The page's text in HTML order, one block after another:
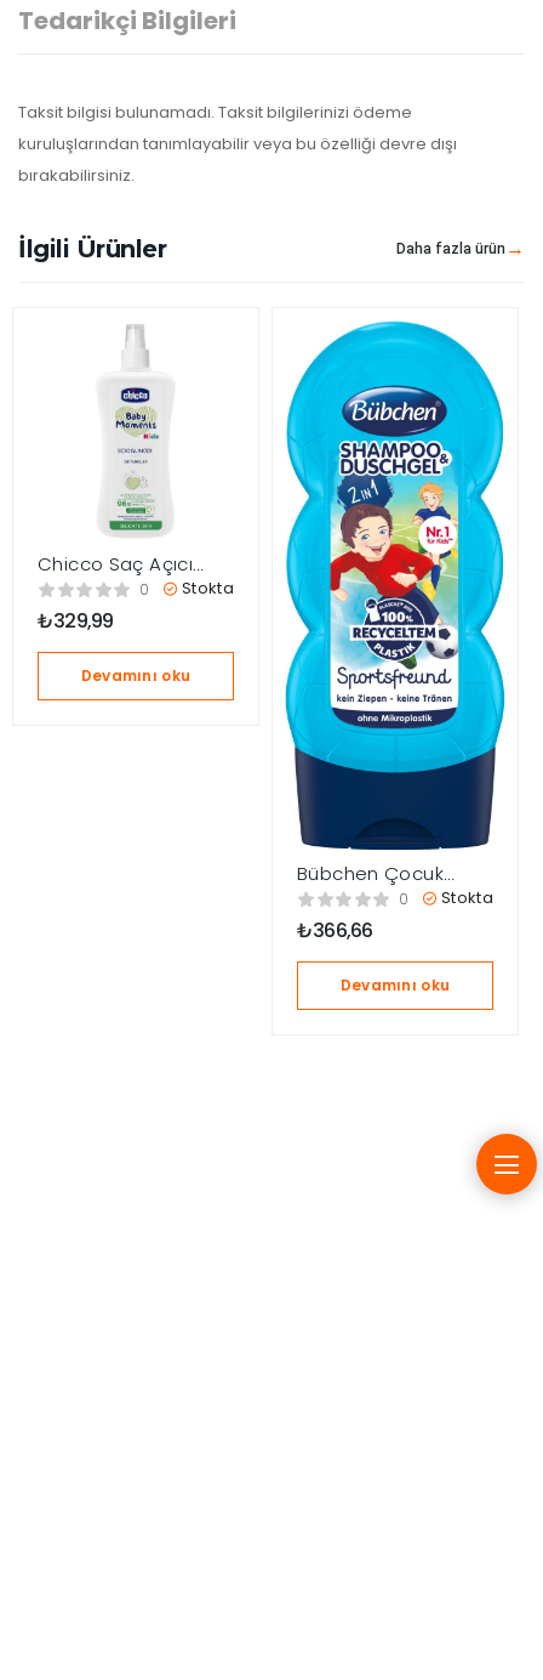
Tedarikçi Bilgileri
Taksit bilgisi bulunamadı. Taksit bilgilerinizi ödeme
kuruluşlarından tanımlayabilir veya bu özelliği devre dışı
bırakabilirsiniz.
İlgili Ürünler Daha fazla ürün
Chicco Saç Açıcı
Kolay Tarama Spreyi
200 ml
0 Stokta
₺329,99
Devamını oku
Bübchen Çocuk
Şampuan&Duş Jeli 2
in 1 Sporty Friend 230
ml
0 Stokta
₺366,66
Devamını oku